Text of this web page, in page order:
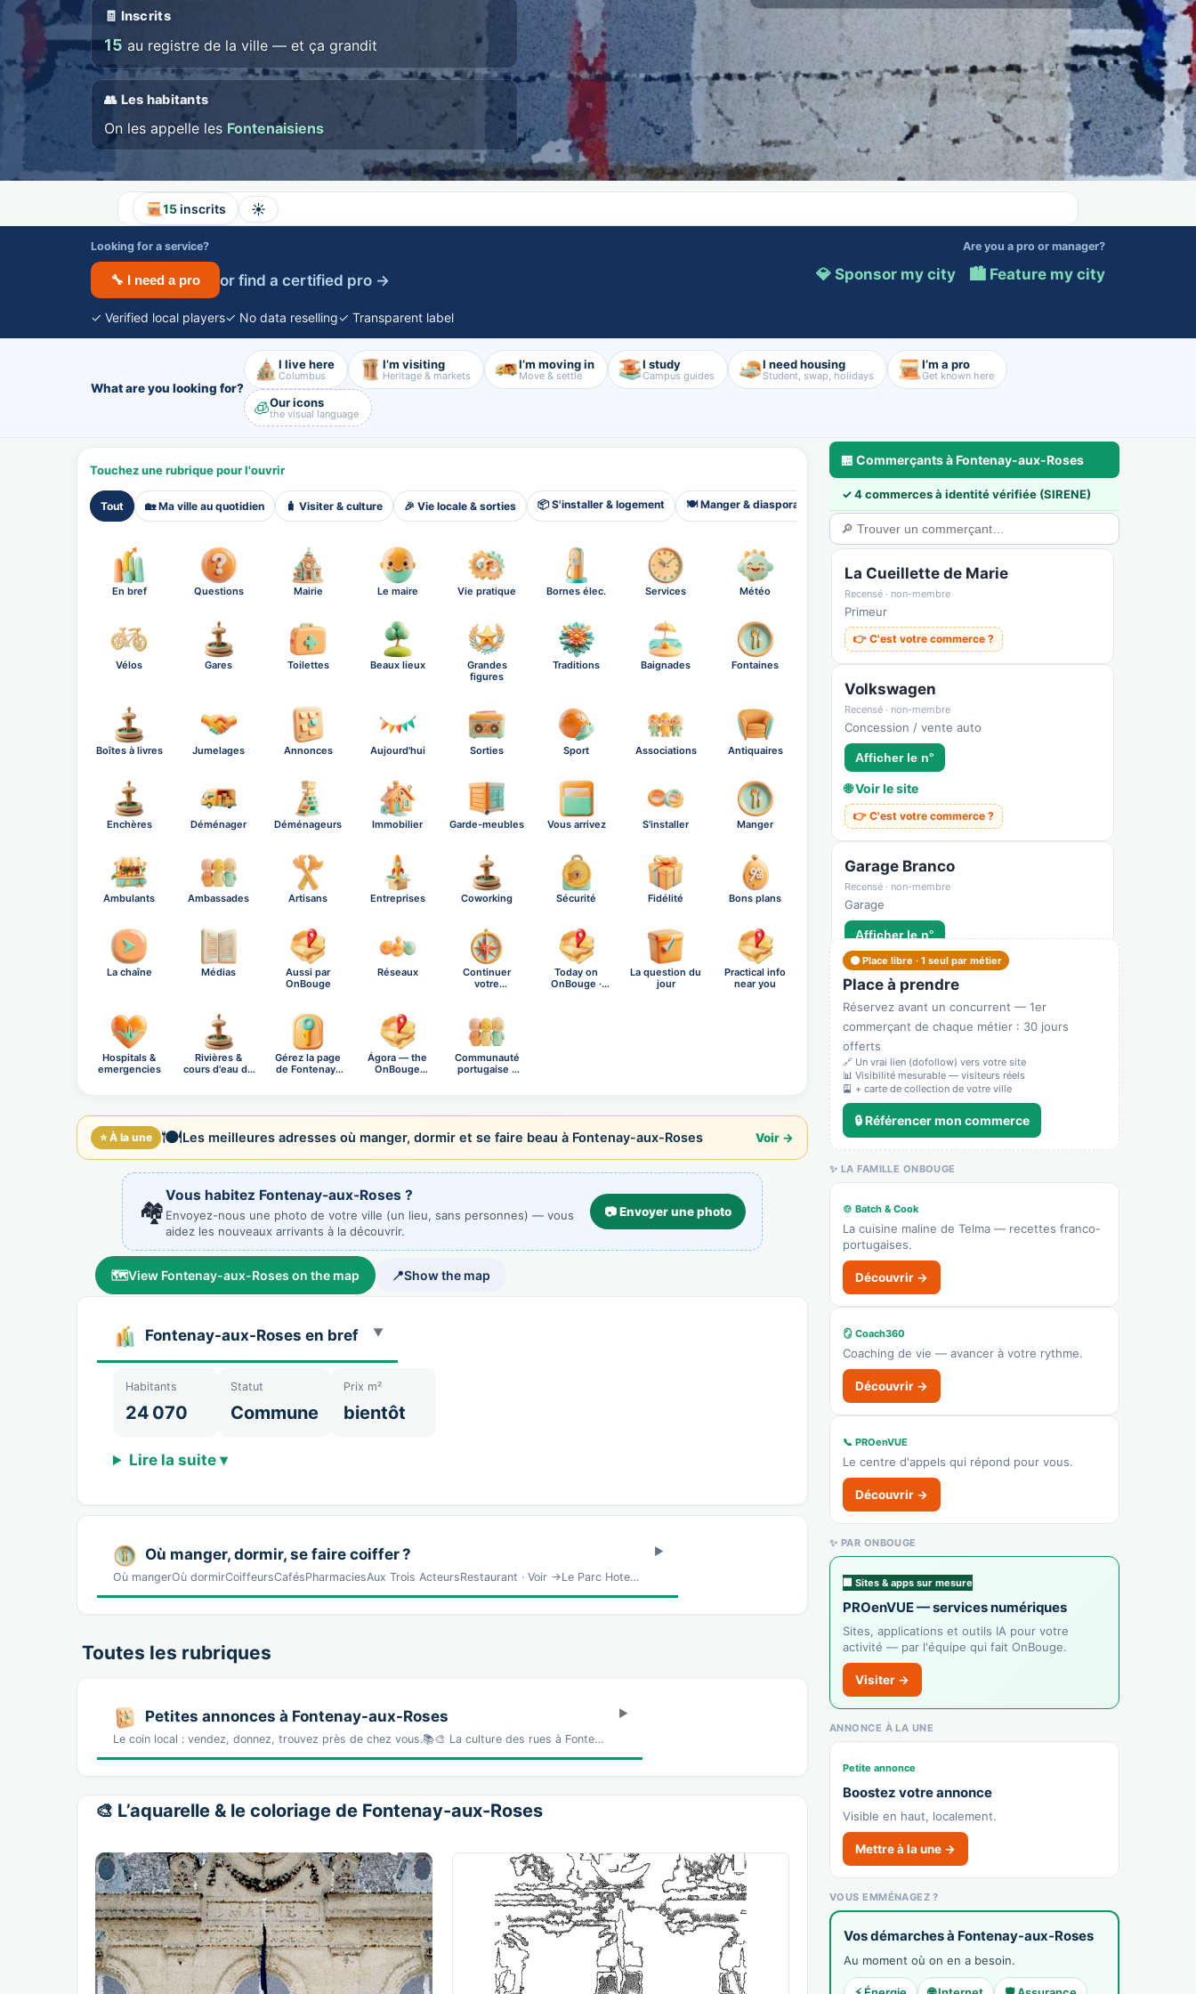
🧾 Inscrits
15 au registre de la ville — et ça grandit
👥 Les habitants
On les appelle les Fontenaisiens
15inscrits ☀️
Looking for a service?
🔧 I need a pro or find a certified pro →
Are you a pro or manager?
💎 Sponsor my city · 🏙️ Feature my city
✓ Verified local players✓ No data reselling✓ Transparent label
What are you looking for?
I live here
Columbus
I’m visiting
Heritage & markets
I’m moving in
Move & settle
I study
Campus guides
I need housing
Student, swap, holidays
I’m a pro
Get known here
🧊Our icons
the visual language
Touchez une rubrique pour l'ouvrir
Tout 🏡 Ma ville au quotidien 🧳 Visiter & culture 🎉 Vie locale & sorties 📦 S'installer & logement 🍽️ Manger & diaspora
En bref Questions Mairie Le maire Vie pratique Bornes élec. Services Météo
Vélos Gares Toilettes Beaux lieux
Grandes
figures
Traditions Baignades Fontaines
Boîtes à livres Jumelages Annonces Aujourd'hui Sorties Sport Associations Antiquaires
Enchères Déménager Déménageurs Immobilier Garde-meubles Vous arrivez S'installer Manger
Ambulants Ambassades Artisans Entreprises Coworking Sécurité Fidélité Bons plans
La chaîne Médias
Aussi par
OnBouge
Réseaux
Continuer
votre
Today on
OnBouge ·
La question du
jour
Practical info
near you
Hospitals &
emergencies
Rivières &
cours d'eau de
Gérez la page
de Fontenay-
Ágora — the
OnBouge
Communauté
portugaise à
⭐ À la une 🍽️Les meilleures adresses où manger, dormir et se faire beau à Fontenay-aux-Roses Voir →
🏘️
Vous habitez Fontenay-aux-Roses ?
Envoyez-nous une photo de votre ville (un lieu, sans personnes) — vous
aidez les nouveaux arrivants à la découvrir.
📷 Envoyer une photo
🗺️View Fontenay-aux-Roses on the map 📍Show the map
Fontenay-aux-Roses en bref
Habitants
24 070
Statut
Commune
Prix m²
bientôt
Lire la suite ▾
Où manger, dormir, se faire coiffer ?
Où mangerOù dormirCoiffeursCafésPharmaciesAux Trois ActeursRestaurant · Voir →Le Parc Hote…
Toutes les rubriques
Petites annonces à Fontenay-aux-Roses
Le coin local : vendez, donnez, trouvez près de chez vous.📚🎨 La culture des rues à Fonte…
🎨 L’aquarelle & le coloriage de Fontenay-aux-Roses
🏪 Commerçants à Fontenay-aux-Roses
✓ 4 commerces à identité vérifiée (SIRENE)
La Cueillette de Marie
Recensé · non-membre
Primeur
👉 C'est votre commerce ?
Volkswagen
Recensé · non-membre
Concession / vente auto
Afficher le n°
🌐 Voir le site
👉 C'est votre commerce ?
Garage Branco
Recensé · non-membre
Garage
Afficher le n°
🌐 Voir le site
👉 C'est votre commerce ?
Manga Center
Recensé · non-membre
Librairie
🌐 Voir le site
👉 C'est votre commerce ?
Le Parc Hotel
Recensé · non-membre
Hôtel
Afficher le n°
🌐 Voir le site
Mr.Bricolage
Recensé · non-membre
Bricolage
🌐 Voir le site
👉 C'est votre commerce ?
Truffaut
Recensé · non-membre
Jardinerie
Afficher le n°
🌐 Voir le site
👉 C'est votre commerce ?
Tricots Jean-Marc
Afficher le n°
🌐 Voir le site
👉 C'est votre commerce ?
Guinguette de Clamart
Recensé · non-membre
Bar
Afficher le n°
🟠 Place libre · 1 seul par métier
Place à prendre
Réservez avant un concurrent — 1er
commerçant de chaque métier : 30 jours
offerts
🔗 Un vrai lien (dofollow) vers votre site
📊 Visibilité mesurable — visiteurs réels
🎴 + carte de collection de votre ville
🔒 Référencer mon commerce
✨ LA FAMILLE ONBOUGE
🍲 Batch & Cook
La cuisine maline de Telma — recettes franco-
portugaises.
Découvrir →
🪞 Coach360
Coaching de vie — avancer à votre rythme.
Découvrir →
📞 PROenVUE
Le centre d'appels qui répond pour vous.
Découvrir →
✨ PAR ONBOUGE
🏢 Sites & apps sur mesure
PROenVUE — services numériques
Sites, applications et outils IA pour votre
activité — par l'équipe qui fait OnBouge.
Visiter →
ANNONCE À LA UNE
Petite annonce
Boostez votre annonce
Visible en haut, localement.
Mettre à la une →
VOUS EMMÉNAGEZ ?
Vos démarches à Fontenay-aux-Roses
Au moment où on en a besoin.